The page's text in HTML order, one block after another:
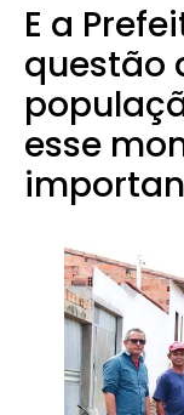
E a
questão
esse